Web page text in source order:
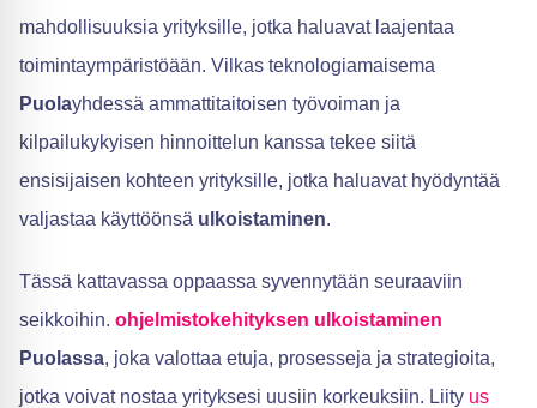
mahdollisuuksia yrityksille, jotka haluavat laajentaa
toimintaympäristöään. Vilkas teknologiamaisema
Puolayhdessä ammattitaitoisen työvoiman ja
kilpailukykyisen hinnoittelun kanssa tekee siitä
ensisijaisen kohteen yrityksille, jotka haluavat hyödyntää
valjastaa käyttöönsä ulkoistaminen.
Tässä kattavassa oppaassa syvennytään seuraaviin
seikkoihin. ohjelmistokehityksen ulkoistaminen
Puolassa, joka valottaa etuja, prosesseja ja strategioita,
jotka voivat nostaa yrityksesi uusiin korkeuksiin. Liity us